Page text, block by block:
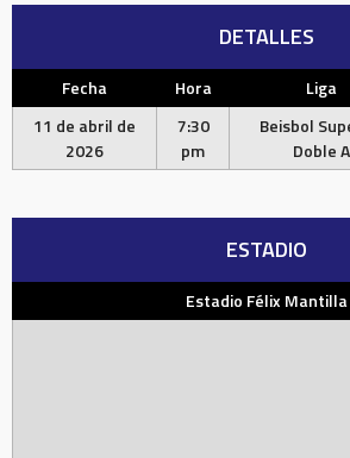
DETALLES
Fecha Hora Liga
11 de abril de
2026
7:30
pm
Beisbol
Doble A
ESTADIO
Estadio Félix Mantilla